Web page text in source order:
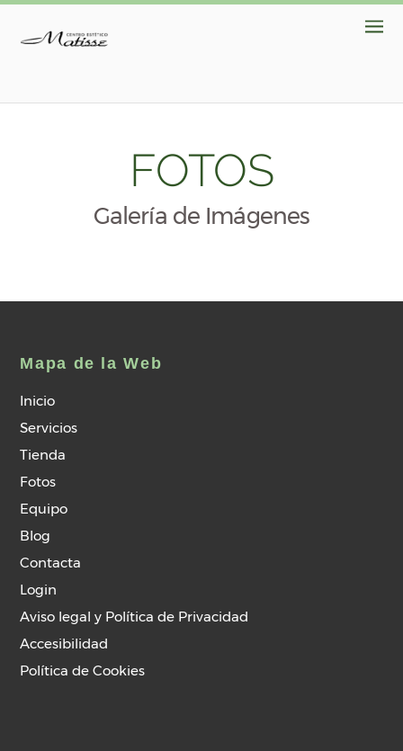
FOTOS
Galería de Imágenes
Mapa de la Web
Inicio
Servicios
Tienda
Fotos
Equipo
Blog
Contacta
Login
Aviso legal y Política de Privacidad
Accesibilidad
Política de Cookies